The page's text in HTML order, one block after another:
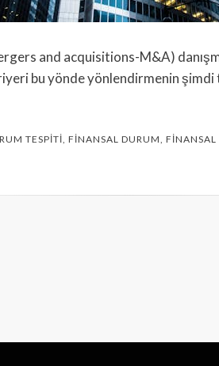
and acquisitions-M&A)
bu yönde yönlendirmenin şimdi
TESPITI, FINANSAL DURUM, FINANSAL